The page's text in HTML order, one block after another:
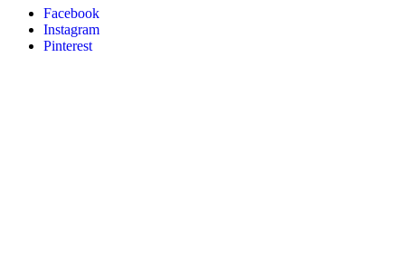
Facebook
Instagram
Pinterest